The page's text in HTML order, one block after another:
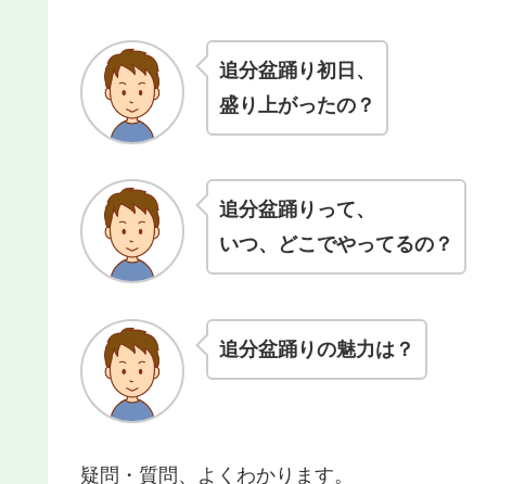
追分盆踊り初日、
盛り上がったの？
追分盆踊りって、
いつ、どこでやってるの？
追分盆踊りの魅力は？
疑問・質問、よくわかります。